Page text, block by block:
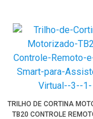
TRILHO DE CORTINA
TB20 CONTROLE